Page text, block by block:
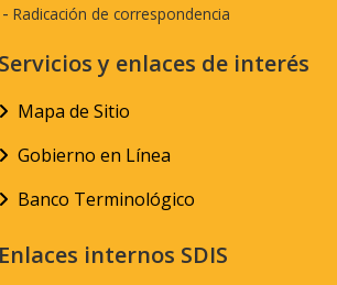
- Radicación de correspondencia
Servicios y enlaces de interés
Mapa de Sitio
Gobierno en Línea
Banco Terminológico
Enlaces internos SDIS